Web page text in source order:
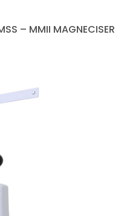
– MMII MAGNECISER